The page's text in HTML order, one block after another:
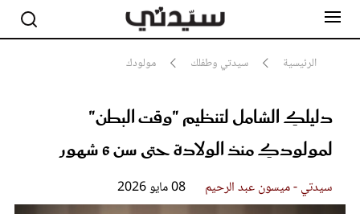
الرئيسية سيدتي وطفلك مولودك
دليلكِ الشامل لتنظيم "وقت البطن"
لمولودكِ منذ الولادة حتى سن 6 شهور
سيدتي - ميسون عبد الرحيم 08 مايو 2026
مشاهير
جمال
سيدتي وطفلك
لايف ستايل